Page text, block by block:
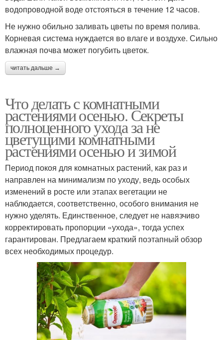
водопроводной воде отстояться в течение 12 часов.
Не нужно обильно заливать цветы по время полива.
Корневая система нуждается во влаге и воздухе. Сильно
влажная почва может погубить цветок.
читать дальше →
Что делать с комнатными
растениями осенью. Секреты
полноценного ухода за не
цветущими комнатными
растениями осенью и зимой
Период покоя для комнатных растений, как раз и
направлен на минимализм по уходу, ведь особых
изменений в росте или этапах вегетации не
наблюдается, соответственно, особого внимания не
нужно уделять. Единственное, следует не навязчиво
корректировать пропорции «ухода», тогда успех
гарантирован. Предлагаем краткий поэтапный обзор
всех необходимых процедур.